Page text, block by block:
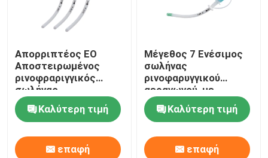
Απορριπτέος EO
Αποστειρωμένος
ρινοφραριγγικός
σωλήνας
αναπνευστικών οδών
Μέγεθος 7 Για
νεογέννητο βρέφος
Καλύτερη τιμή
επαφή
Μέγεθος 7 Ενέσιμος
σωλήνας
ρινοφαρυγγικού
αεραγωγού, με
υποστήριξη
προσαρμοσμένης
ODM
Καλύτερη τιμή
επαφή